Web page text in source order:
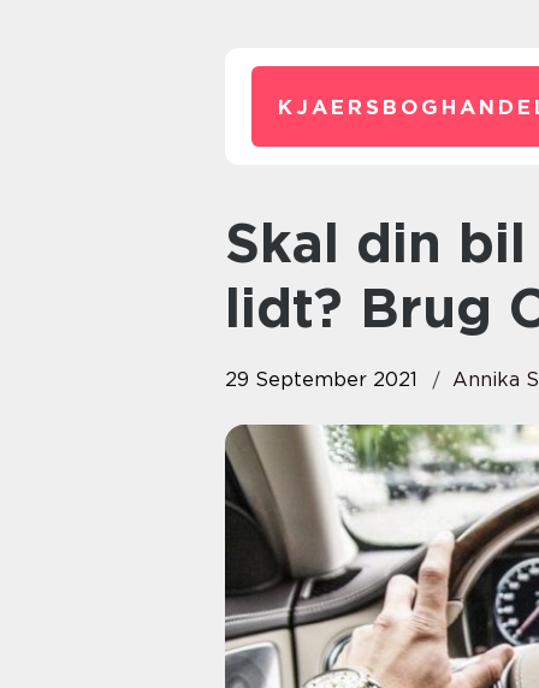
Skal din bil lige opgraderes
lidt? Brug
29 September 2021 Annika